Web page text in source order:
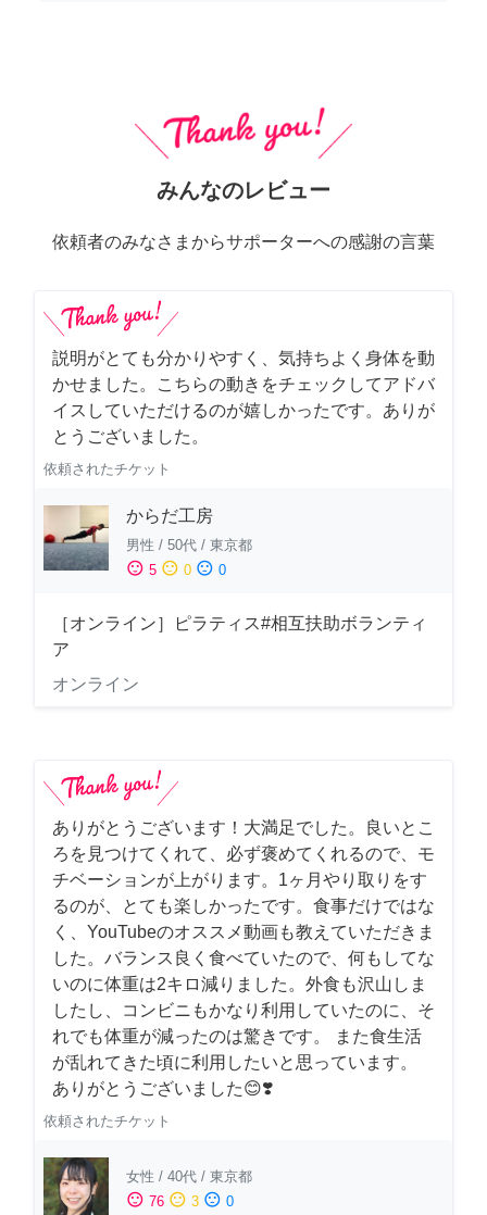
みんなのレビュー
依頼者のみなさまからサポーターへの感謝の言葉
説明がとても分かりやすく、気持ちよく身体を動
かせました。こちらの動きをチェックしてアドバ
イスしていただけるのが嬉しかったです。ありが
とうございました。
依頼されたチケット
からだ工房
男性 / 50代 / 東京都
sentiment_satisfied 5 sentiment_neutral 0 sentiment_dissatisfied 0
［オンライン］ピラティス#相互扶助ボランティ
ア
オンライン
ありがとうございます！大満足でした。良いとこ
ろを見つけてくれて、必ず褒めてくれるので、モ
チベーションが上がります。1ヶ月やり取りをす
るのが、とても楽しかったです。食事だけではな
く、YouTubeのオススメ動画も教えていただきま
した。バランス良く食べていたので、何もしてな
いのに体重は2キロ減りました。外食も沢山しま
したし、コンビニもかなり利用していたのに、そ
れでも体重が減ったのは驚きです。 また食生活
が乱れてきた頃に利用したいと思っています。
ありがとうございました😊❣️
依頼されたチケット
女性 / 40代 / 東京都
sentiment_satisfied 76 sentiment_neutral 3 sentiment_dissatisfied 0